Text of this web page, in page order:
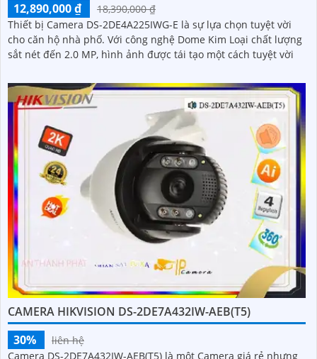
12,890,000 ₫
18,390,000 ₫
Thiết bị Camera DS-2DE4A225IWG-E là sự lựa chọn tuyệt vời
cho căn hộ nhà phố. Với công nghệ Dome Kim Loại chất lượng
sắt nét đến 2.0 MP, hình ảnh được tái tạo một cách tuyệt vời
CAMERA HIKVISION DS-2DE7A432IW-AEB(T5)
30%
liên hệ
Camera DS-2DE7A432IW-AEB(T5) là một Camera giá rẻ nhưng